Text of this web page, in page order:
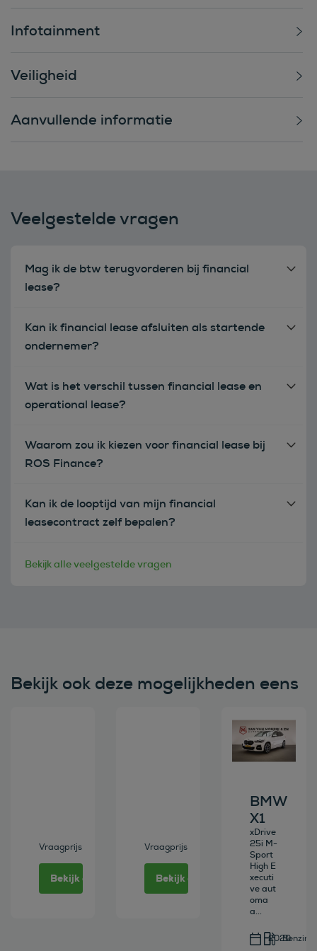
Infotainment
Veiligheid
Aanvullende informatie
Veelgestelde vragen
Mag ik de btw terugvorderen bij financial
lease?
Kan ik financial lease afsluiten als startende
ondernemer?
Wat is het verschil tussen financial lease en
operational lease?
Waarom zou ik kiezen voor financial lease bij
ROS Finance?
Kan ik de looptijd van mijn financial
leasecontract zelf bepalen?
Bekijk alle veelgestelde vragen
Bekijk ook deze mogelijkheden eens
Vraagprijs
Bekijk deze auto
Vraagprijs
Bekijk deze auto
Bekijk deze
BMW
X1
xDrive
25i M-
Sport
High E
xecuti
ve aut
oma
a...
2020Benzine